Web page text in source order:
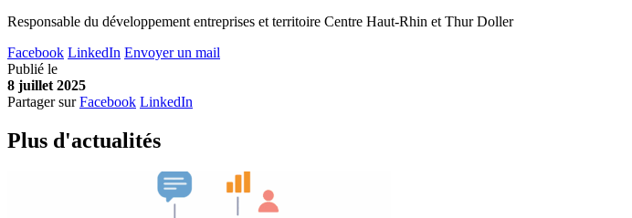
Responsable du développement entreprises et territoire Centre Haut-Rhin et Thur Doller
Facebook LinkedIn Envoyer un mail
Publié le
8 juillet 2025
Partager sur Facebook LinkedIn
Plus d'actualités